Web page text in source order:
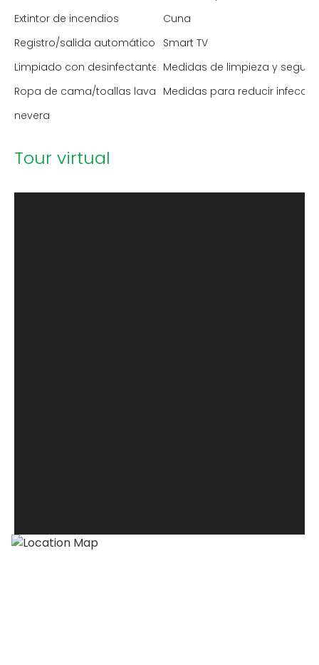
Extintor de incendios
Cuna
Registro/salida automático
Smart TV
Limpiado con desinfectante Medidas de limpieza y
Ropa de cama/toallas lavadas a alta temperatura
Medidas para reducir
nevera
Tour virtual